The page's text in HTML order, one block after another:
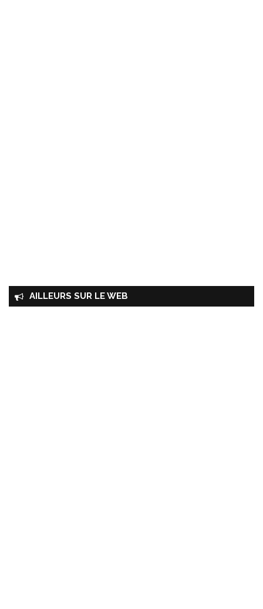
AILLEURS SUR LE WEB